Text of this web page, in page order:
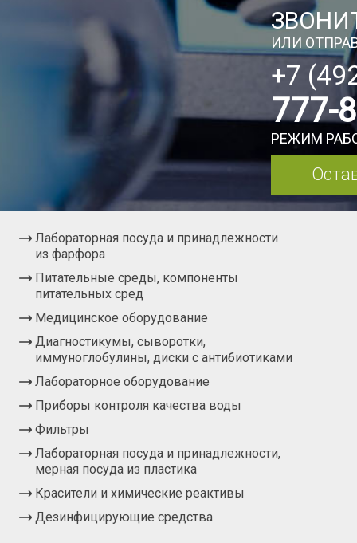
ИЛИ
+7
777-
РЕЖИМ
Лабораторная посуда и принадлежности
из фарфора
Питательные среды, компоненты
питательных сред
Медицинское оборудование
Диагностикумы, сыворотки,
иммуноглобулины, диски с антибиотиками
Лабораторное оборудование
Приборы контроля качества воды
Фильтры
Лабораторная посуда и принадлежности,
мерная посуда из пластика
Красители и химические реактивы
Дезинфицирующие средства